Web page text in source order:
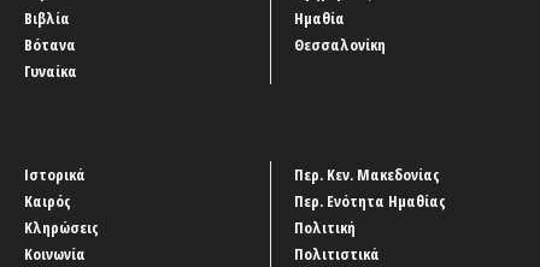
Βιβλία
Βότανα
Γυναίκα
Ημαθία
Θεσσαλονίκη
Ιστορικά
Καιρός
Κληρώσεις
Κοινωνία
Περ. Κεν. Μακεδονίας
Περ. Ενότητα Ημαθίας
Πολιτική
Πολιτιστικά